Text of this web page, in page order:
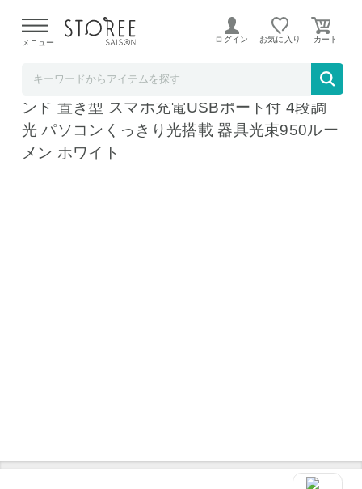
よる配送遅延が発生しております。
メニュー ログイン お気に入り
パナソニック SQ-LD560 W LEDデスクスタ
ンド 置き型 スマホ充電USBポート付 4段調
光 パソコンくっきり光搭載 器具光束950ルー
メン ホワイト